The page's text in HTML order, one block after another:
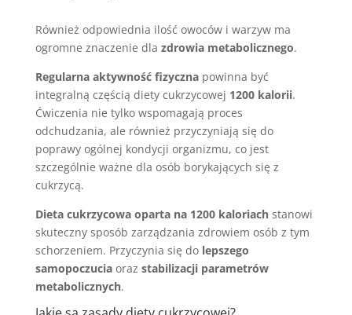
Również odpowiednia ilość owoców i warzyw ma
ogromne znaczenie dla zdrowia metabolicznego.
Regularna aktywność fizycznapowinna być
integralną częścią diety cukrzycowej 1200 kalorii.
Ćwiczenia nie tylko wspomagają proces
odchudzania, ale również przyczyniają się do
poprawy ogólnej kondycji organizmu, co jest
szczególnie ważne dla osób borykających się z
cukrzycą.
Dieta cukrzycowa oparta na 1200 kaloriachstanowi
skuteczny sposób zarządzania zdrowiem osób z tym
schorzeniem. Przyczynia się do lepszego
samopoczuciaoraz stabilizacji parametrów
metabolicznych.